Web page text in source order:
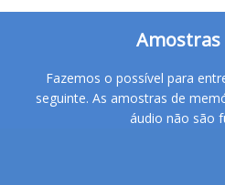
Fazemos o possível para
seguinte. As amostras de
áudio não são